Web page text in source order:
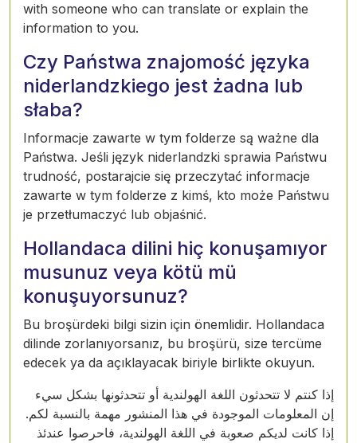
with someone who can translate or explain the
information to you.
Czy Państwa znajomość języka
niderlandzkiego jest żadna lub
słaba?
Informacje zawarte w tym folderze są ważne dla
Państwa. Jeśli język niderlandzki sprawia Państwu
trudność, postarajcie się przeczytać informacje
zawarte w tym folderze z kimś, kto może Państwu
je przetłumaczyć lub objaśnić.
Hollandaca dilini hiç konuşamıyor
musunuz veya kötü mü
konuşuyorsunuz?
Bu broşürdeki bilgi sizin için önemlidir. Hollandaca
dilinde zorlanıyorsanız, bu broşürü, size tercüme
edecek ya da açıklayacak biriyle birlikte okuyun.
إذا كنتم لا تتحدثون اللغة الهولندية أو تتحدثونها بشكل سيء
إن المعلومات الموجودة في هذا المنشور مهمة بالنسبة لكم.
إذا كانت لديكم صعوبة في اللغة الهولندية، فاحرصوا عندئذ